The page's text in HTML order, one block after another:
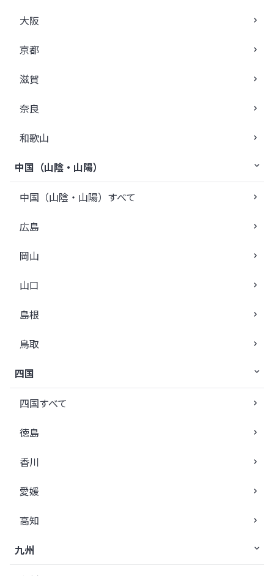
大阪
京都
滋賀
奈良
和歌山
中国（山陰・山陽）
中国（山陰・山陽）すべて
広島
岡山
山口
島根
鳥取
四国
四国すべて
徳島
香川
愛媛
高知
九州